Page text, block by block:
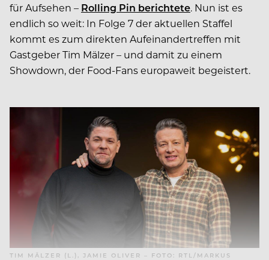
für Aufsehen – Rolling Pin berichtete. Nun ist es
endlich so weit: In Folge 7 der aktuellen Staffel
kommt es zum direkten Aufeinandertreffen mit
Gastgeber Tim Mälzer – und damit zu einem
Showdown, der Food-Fans europaweit begeistert.
TIM MÄLZER (L.), JAMIE OLIVER – FOTO: RTL/MARKUS